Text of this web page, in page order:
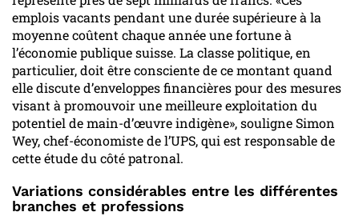
emplois vacants pendant une durée supérieure à la
moyenne coûtent chaque année une fortune à
l’économie publique suisse. La classe politique, en
particulier, doit être consciente de ce montant quand
elle discute d’enveloppes financières pour des mesures
visant à promouvoir une meilleure exploitation du
potentiel de main-d’œuvre indigène», souligne Simon
Wey, chef-économiste de l’UPS, qui est responsable de
cette étude du côté patronal.
Variations considérables entre les différentes
branches et professions